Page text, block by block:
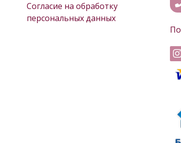
Согласие на обработку
персональных данных